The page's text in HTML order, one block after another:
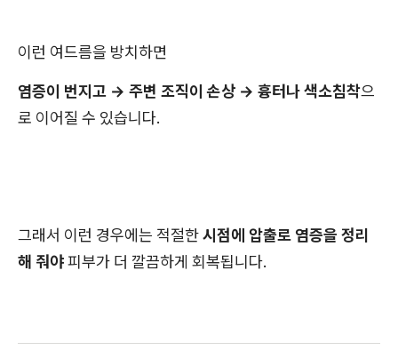
이런 여드름을 방치하면
염증이 번지고 → 주변 조직이 손상 → 흉터나 색소침착으
로 이어질 수 있습니다.
그래서 이런 경우에는 적절한시점에 압출로 염증을 정리
해 줘야피부가 더 깔끔하게 회복됩니다.